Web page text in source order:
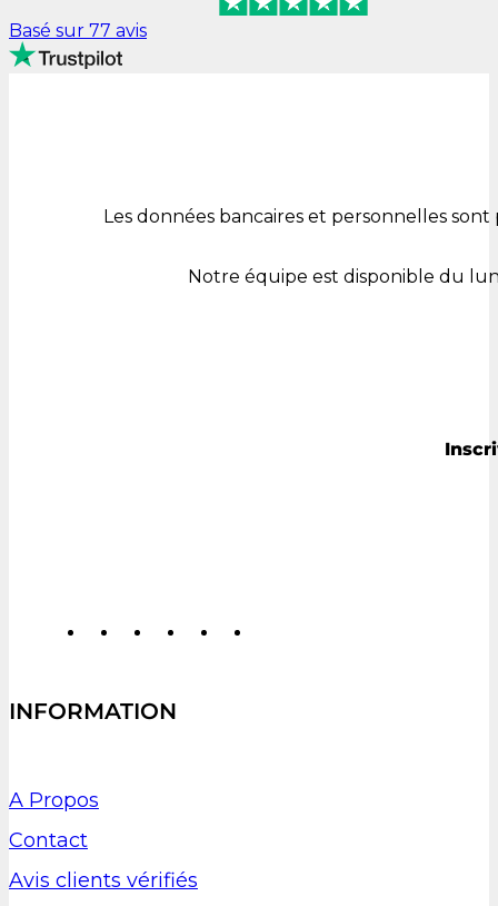
Basé sur 77 avis
Les données bancaires et personnelles sont
Notre équipe est disponible du
INFORMATION
A Propos
Contact
Avis clients vérifiés